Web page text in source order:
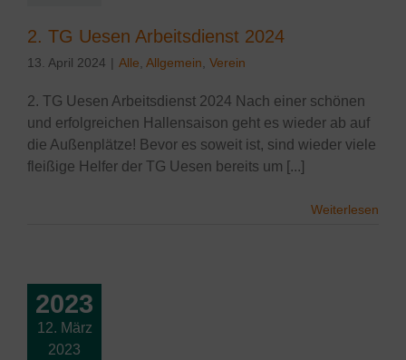
2. TG Uesen Arbeitsdienst 2024
13. April 2024 | Alle Allgemein Verein
2. TG Uesen Arbeitsdienst 2024 Nach einer schönen
und erfolgreichen Hallensaison geht es wieder ab auf
die Außenplätze! Bevor es soweit ist, sind wieder viele
fleißige Helfer der TG Uesen bereits um [...]
Weiterlesen
2023
12. März
2023
2023